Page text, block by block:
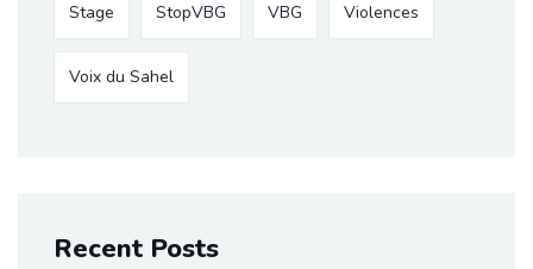
Stage StopVBG VBG Violences
Voix du Sahel
Recent Posts